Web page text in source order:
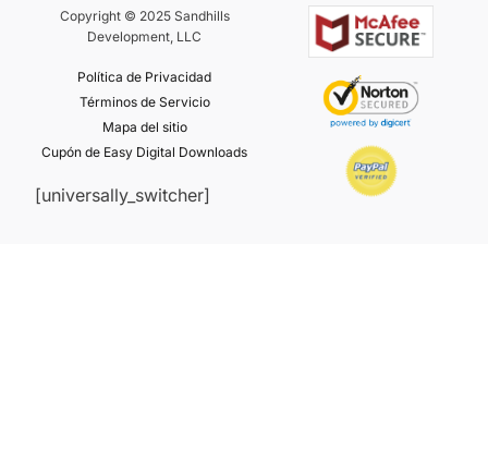
Copyright © 2025 Sandhills
Development, LLC
Política de Privacidad
Términos de Servicio
Mapa del sitio
Cupón de Easy Digital Downloads
[universally_switcher]